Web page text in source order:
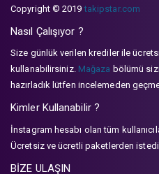
Copyright © 2019takipstar.com
Nasıl Çalışıyor ?
Size günlük verilen krediler ile
kullanabilirsiniz. Mağaza bölümü
hazırladık lütfen incelemeden
Kimler Kullanabilir ?
İnstagram hesabı olan tüm
Ücretsiz ve ücretli paketlerden
BİZE ULAŞIN